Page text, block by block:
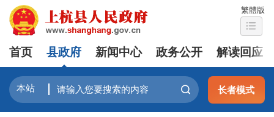
繁體版
首页 县政府 新闻中心 政务公开 解读回应
长者模式